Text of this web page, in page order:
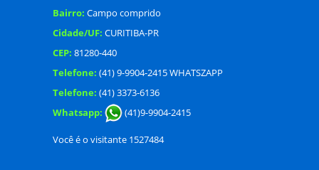
Bairro: Campo comprido
Cidade/UF: CURITIBA-PR
CEP: 81280-440
Telefone: (41) 9-9904-2415 WHATSZAPP
Telefone: (41) 3373-6136
Whatsapp:
(41)9-9904-2415
Você é o visitante 1527484